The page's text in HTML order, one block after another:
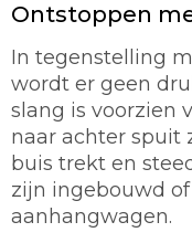
Ontstoppen
In tegenstelling
wordt er geen
slang is voorzien
naar achter spuit
buis trekt en
zijn ingebouwd
aanhangwagen.